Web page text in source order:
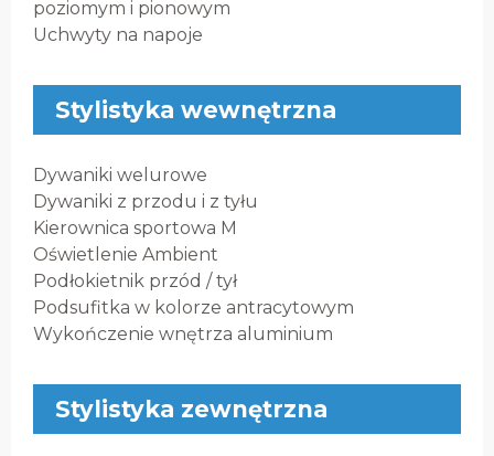
poziomym i pionowym
Uchwyty na napoje
Stylistyka wewnętrzna
Dywaniki welurowe
Dywaniki z przodu i z tyłu
Kierownica sportowa M
Oświetlenie Ambient
Podłokietnik przód / tył
Podsufitka w kolorze antracytowym
Wykończenie wnętrza aluminium
Stylistyka zewnętrzna